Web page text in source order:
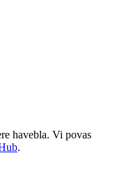
havebla. Vi povas
.